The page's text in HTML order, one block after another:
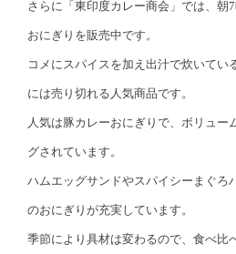
さらに「東印度カレー商会」では、朝
おにぎりを販売中です。
コメにスパイスを加え出汁で炊いてい
には売り切れる人気商品です。
人気は豚カレーおにぎりで、ボリュー
グされています。
ハムエッグサンドやスパイシーまぐろ
のおにぎりが充実しています。
季節により具材は変わるので、食べ比